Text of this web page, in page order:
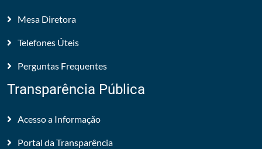
Mesa Diretora
Telefones Úteis
Perguntas Frequentes
Transparência Pública
Acesso a Informação
Portal da Transparência